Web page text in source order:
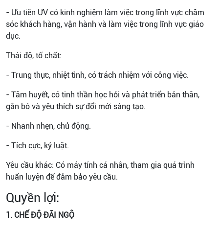
- Ưu tiên ƯV có kinh nghiệm làm việc trong lĩnh vực chăm
sóc khách hàng, vận hành và làm việc trong lĩnh vực giáo
dục.
Thái độ, tố chất:
- Trung thực, nhiệt tình, có trách nhiệm với công việc.
- Tâm huyết, có tinh thần học hỏi và phát triển bản thân,
gắn bó và yêu thích sự đổi mới sáng tạo.
- Nhanh nhẹn, chủ động.
- Tích cực, kỷ luật.
Yêu cầu khác: Có máy tính cá nhân, tham gia quá trình
huấn luyện để đảm bảo yêu cầu.
Quyền lợi:
1. CHẾ ĐỘ ĐÃI NGỘ